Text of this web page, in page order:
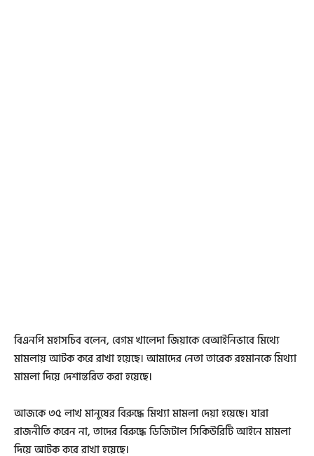
বিএনপি মহাসচিব বলেন, বেগম খালেদা জিয়াকে বেআইনিভাবে মিথ্যে
মামলায় আটক করে রাখা হয়েছে। আমাদের নেতা তারেক রহমানকে মিথ্যা
মামলা দিয়ে দেশান্তরিত করা হয়েছে।
আজকে ৩৫ লাখ মানুষের বিরুদ্ধে মিথ্যা মামলা দেয়া হয়েছে। যারা
রাজনীতি করেন না, তাদের বিরুদ্ধে ডিজিটাল সিকিউরিটি আইনে মামলা
দিয়ে আটক করে রাখা হয়েছে।